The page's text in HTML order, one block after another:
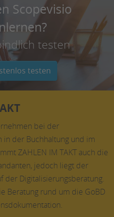
Scopevisio
testen
testen
bei der
in der Buchhaltung und im
ZAHLEN IM TAKT auch die
jedoch liegt der
der Digitalisierungsberatung.
Beratung rund um die GoBD